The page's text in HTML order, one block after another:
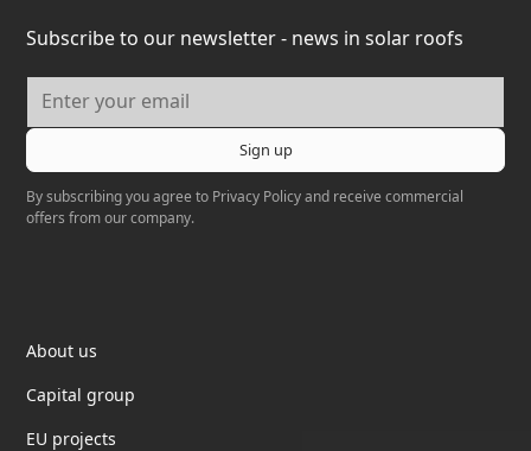
Subscribe to our newsletter - news in solar roofs
By subscribing you agree to Privacy Policyand receive commercial
offers from our company.
About us
Capital group
EU projects